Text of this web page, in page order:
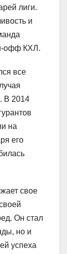
лиги.
и
офф КХЛ.
все
В 2014
на
его
свое
Он стал
но и
успеха